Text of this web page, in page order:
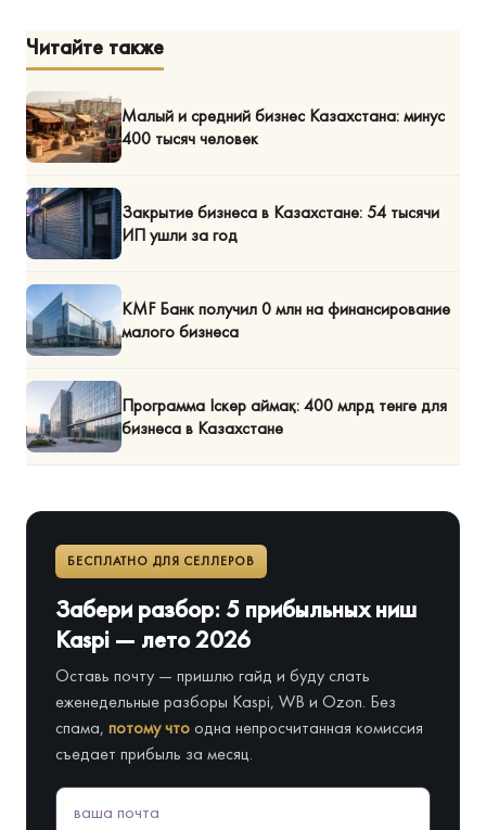
Читайте также
Малый и средний бизнес Казахстана: минус
400 тысяч человек
Закрытие бизнеса в Казахстане: 54 тысячи
ИП ушли за год
KMF Банк получил 0 млн на финансирование
малого бизнеса
Программа Іскер аймақ: 400 млрд тенге для
бизнеса в Казахстане
БЕСПЛАТНО ДЛЯ СЕЛЛЕРОВ
Забери разбор: 5 прибыльных ниш
Kaspi — лето 2026
Оставь почту — пришлю гайд и буду слать
еженедельные разборы Kaspi, WB и Ozon. Без
спама, потому чтоодна непросчитанная комиссия
съедает прибыль за месяц.